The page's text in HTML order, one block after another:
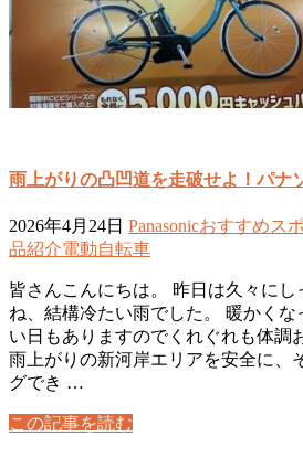
雨上がりの凸凹道を走破せよ！パナ
2026年4月24日 Panasonicおすすめス
品紹介電動自転車
皆さんこんにちは。 昨日は久々にし
ね、結構冷たい雨でした。 暖かく
い日もありますのでくれぐれも体調
雨上がりの新河岸エリアを安全に、
グでき …
この記事を読む